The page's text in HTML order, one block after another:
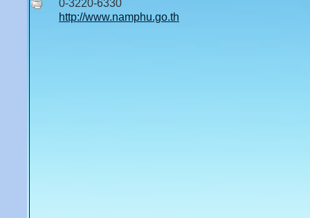
0-3220-6330
http://www.namphu.go.th